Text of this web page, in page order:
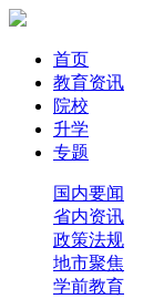
首页
教育资讯
院校
升学
专题
国内要闻
省内资讯
政策法规
地市聚焦
学前教育